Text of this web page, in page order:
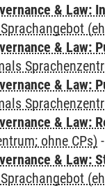
& Law:
& Law:
& Law:
& Law:
ohne CPs) -
& Law: